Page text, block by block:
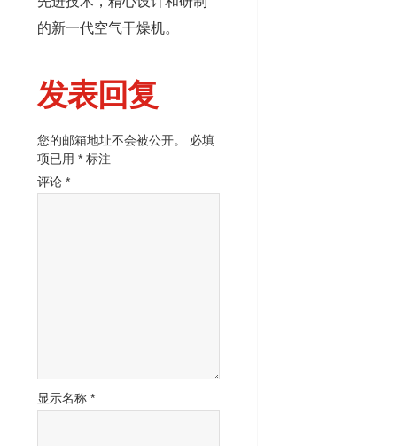
的新一代空气干燥机。
发表回复
您的邮箱地址不会被公开。
必填
项已用 * 标注
评论 *
显示名称 *